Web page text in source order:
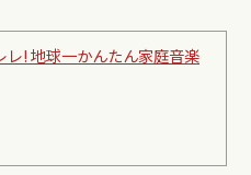
レ! 地球一かんたん家庭音楽